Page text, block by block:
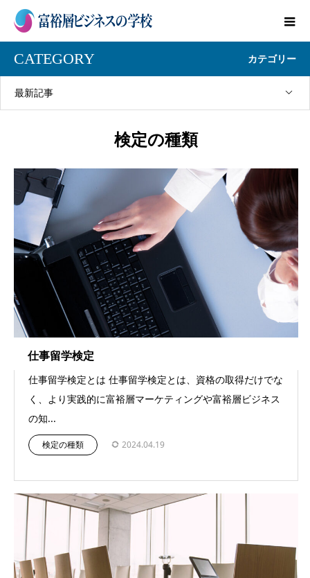
CATEGORY カテゴリー
最新記事
検定の種類
仕事留学検定
仕事留学検定とは 仕事留学検定とは、資格の取得だけでな
く、より実践的に富裕層マーケティングや富裕層ビジネス
の知...
検定の種類 2024.04.19